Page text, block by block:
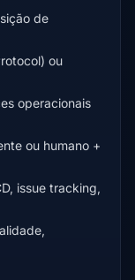
de
ou
operacionais
ou humano +
issue tracking,